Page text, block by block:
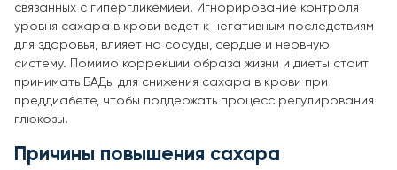
связанных с гипергликемией. Игнорирование контроля
уровня сахара в крови ведет к негативным последствиям
для здоровья, влияет на сосуды, сердце и нервную
систему. Помимо коррекции образа жизни и диеты стоит
принимать БАДы для снижения сахара в крови при
преддиабете, чтобы поддержать процесс регулирования
глюкозы.
Причины повышения сахара